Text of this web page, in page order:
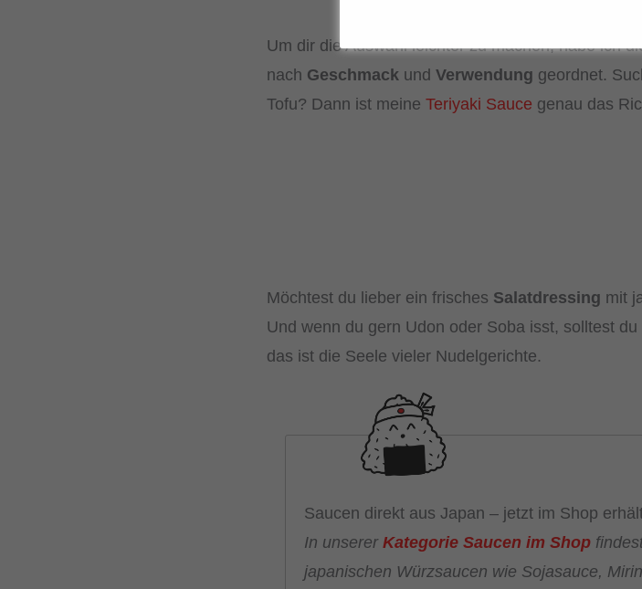
Um dir die Auswahl leichter zu machen, habe ich
nach Geschmack und Verwendung geordnet.
Tofu? Dann ist meine Teriyaki Sauce genau das
Möchtest du lieber ein frisches Salatdressing mit
Und wenn du gern Udon oder Soba isst, solltest du
das ist die Seele vieler Nudelgerichte.
Saucen direkt aus Japan – jetzt im Shop
In unserer Kategorie Saucen im Shop
japanischen Würzsaucen wie Sojasauce,